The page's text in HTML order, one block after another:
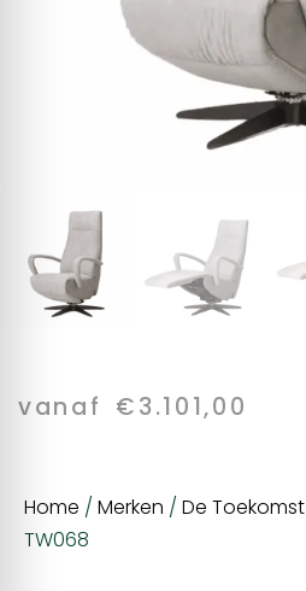
vanaf €3.101,00
Home /Merken /De Toekomst
TW068